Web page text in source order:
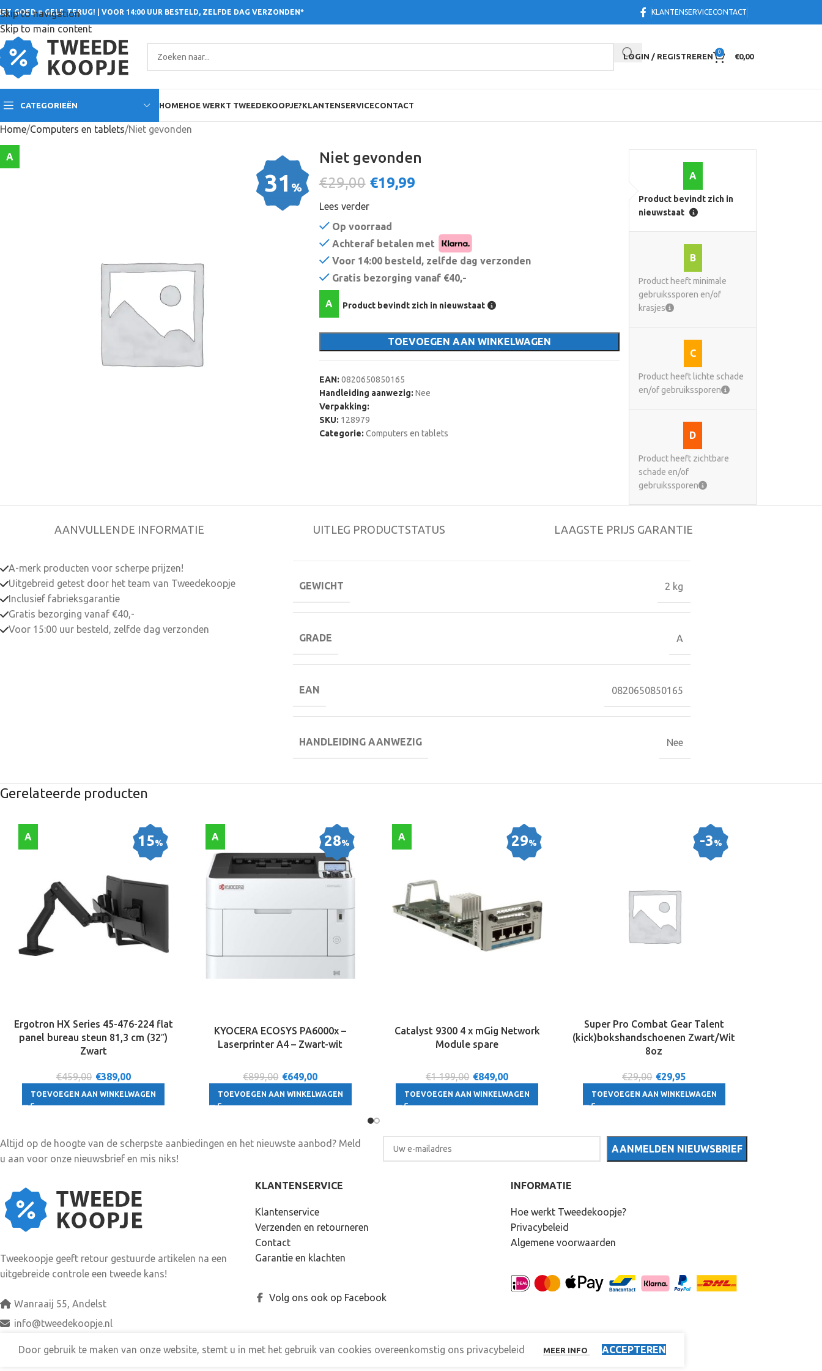
Skip to navigation
Skip to main content
GOED = GELD TERUG! | VOOR 14:00 UUR BESTELD, ZELFDE DAG VERZONDEN* KLANTENSERVICECONTACT
LOGIN / REGISTREREN
0
€0,00
CATEGORIEËN HOMEHOE WERKT TWEEDEKOOPJE?KLANTENSERVICECONTACT
Home Computers en tablets Niet gevonden
A
31 %
Niet gevonden
€29,00 €19,99
Lees verder
Op voorraad
Achteraf betalen met
Voor 14:00 besteld, zelfde dag verzonden
Gratis bezorging vanaf €40,-
A Product bevindt zich in nieuwstaat
TOEVOEGEN AAN WINKELWAGEN
EAN: 0820650850165
Handleiding aanwezig: Nee
Verpakking:
SKU: 128979
Categorie: Computers en tablets
A
Product bevindt zich in
nieuwstaat
B
Product heeft minimale
gebruikssporen en/of
krasjes
C
Product heeft lichte schade
en/of gebruikssporen
D
Product heeft zichtbare
schade en/of
gebruikssporen
AANVULLENDE INFORMATIE UITLEG PRODUCTSTATUS LAAGSTE PRIJS GARANTIE
A-merk producten voor scherpe prijzen!
Uitgebreid getest door het team van Tweedekoopje
Inclusief fabrieksgarantie
Gratis bezorging vanaf €40,-
Voor 15:00 uur besteld, zelfde dag verzonden
GEWICHT 2 kg
GRADE A
EAN 0820650850165
HANDLEIDING AANWEZIG Nee
Gerelateerde producten
15%
A
Ergotron HX Series 45-476-224 flat
panel bureau steun 81,3 cm (32″)
Zwart
€459,00 €389,00
TOEVOEGEN AAN WINKELWAGEN
28%
A
KYOCERA ECOSYS PA6000x –
Laserprinter A4 – Zwart-wit
€899,00 €649,00
TOEVOEGEN AAN WINKELWAGEN
29%
A
Catalyst 9300 4 x mGig Network
Module spare
€1 199,00 €849,00
TOEVOEGEN AAN WINKELWAGEN
-3%
Super Pro Combat Gear Talent
(kick)bokshandschoenen Zwart/Wit
8oz
€29,00 €29,95
TOEVOEGEN AAN WINKELWAGEN
Altijd op de hoogte van de scherpste aanbiedingen en het nieuwste aanbod? Meld
u aan voor onze nieuwsbrief en mis niks!
Tweekoopje geeft retour gestuurde artikelen na een
uitgebreide controle een tweede kans!
Wanraaij 55, Andelst
info@tweedekoopje.nl
KLANTENSERVICE
Klantenservice
Verzenden en retourneren
Contact
Garantie en klachten
Volg ons ook op Facebook
INFORMATIE
Hoe werkt Tweedekoopje?
Privacybeleid
Algemene voorwaarden
Door gebruik te maken van onze website, stemt u in met het gebruik van cookies overeenkomstig ons privacybeleid MEER INFO ACCEPTEREN